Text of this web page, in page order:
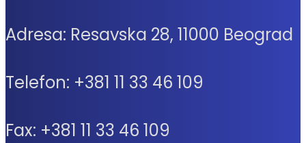
Adresa: Resavska 28, 11000 Beograd
Telefon: +381 11 33 46 109
Fax: +381 11 33 46 109